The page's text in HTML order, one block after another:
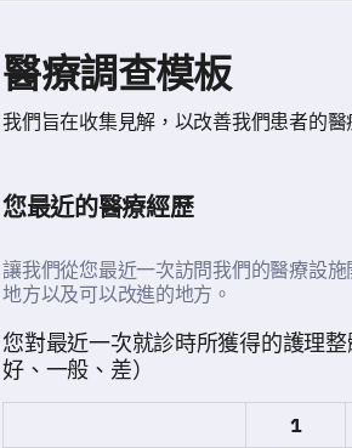
醫療調查模板
我們旨在收集見解，以改善我們患者的醫
您最近的醫療經歷
讓我們從您最近一次訪問我們的醫療設
地方以及可以改進的地方。
您對最近一次就診時所獲得的護理
好、一般、差）
1